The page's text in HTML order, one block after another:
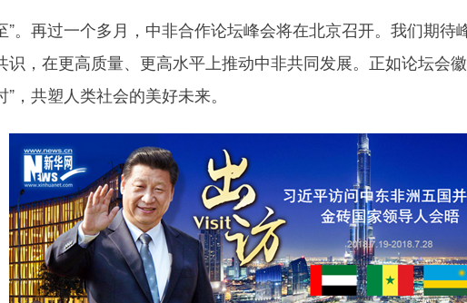
再过一个多月，中非合作论坛峰会将在北京召开。我们期待
识，在更高质量、更高水平上推动中非共同发展。正如论坛会
，共塑人类社会的美好未来。